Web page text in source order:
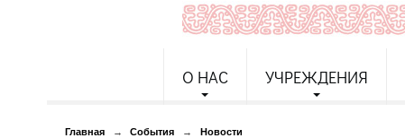
О НАС УЧРЕЖДЕНИЯ
Главная → События → Новости